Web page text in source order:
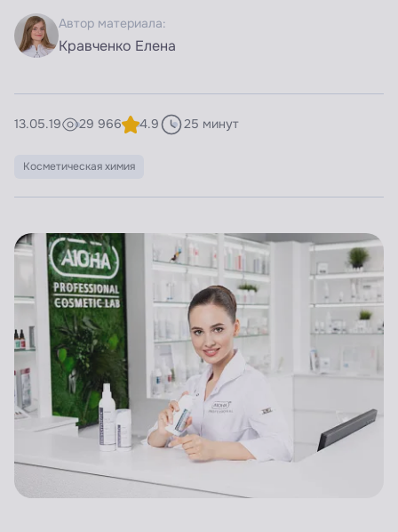
Автор материала:
Кравченко Елена
13.05.19 29 966 4.9 25 минут
Косметическая химия